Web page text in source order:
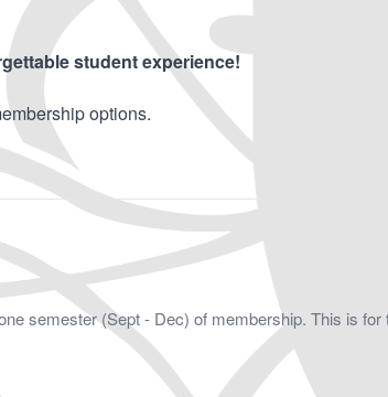
student experience!
options.
semester (Sept - Dec) of membership. This is for